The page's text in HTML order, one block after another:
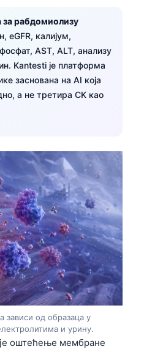
за рабдомиолизу
eGFR, калијум,
AST, ALT, анализу
Kantesti је платформа
заснована на AI која
а не третира CK као
зависи од образаца у
и урину.
оштећење мембране